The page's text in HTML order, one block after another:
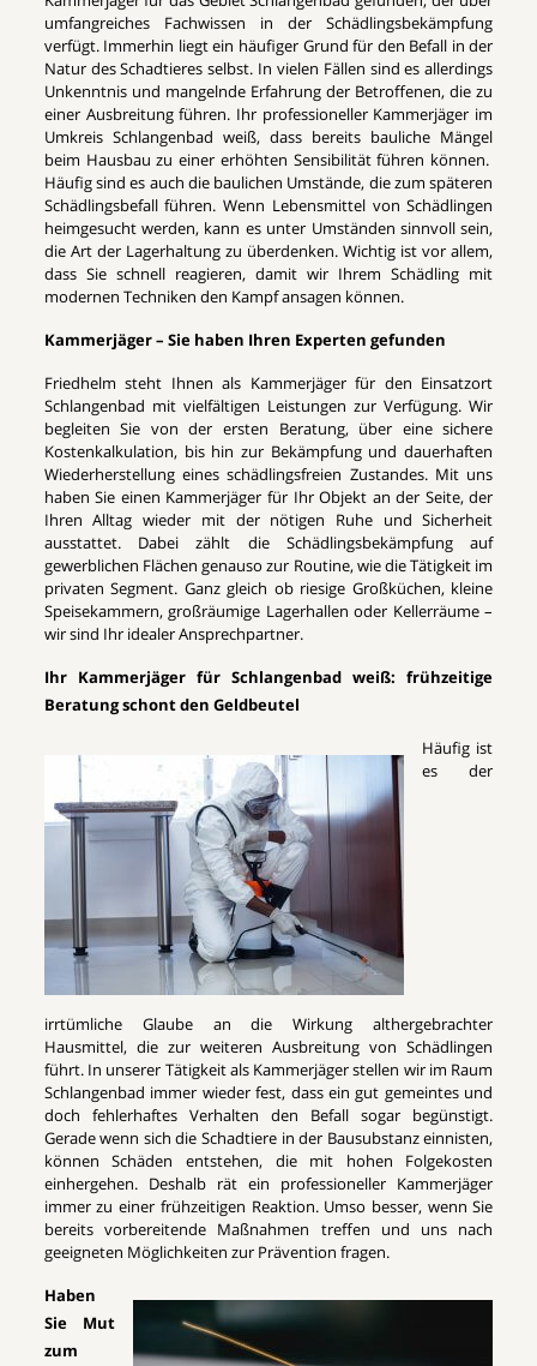
umfangreiches Fachwissen in der Schädlingsbekämpfung
verfügt. Immerhin liegt ein häufiger Grund für den Befall in der
Natur des Schadtieres selbst. In vielen Fällen sind es allerdings
Unkenntnis und mangelnde Erfahrung der Betroffenen, die zu
einer Ausbreitung führen. Ihr professioneller Kammerjäger im
Umkreis Schlangenbad weiß, dass bereits bauliche Mängel
beim Hausbau zu einer erhöhten Sensibilität führen können.
Häufig sind es auch die baulichen Umstände, die zum späteren
Schädlingsbefall führen. Wenn Lebensmittel von Schädlingen
heimgesucht werden, kann es unter Umständen sinnvoll sein,
die Art der Lagerhaltung zu überdenken. Wichtig ist vor allem,
dass Sie schnell reagieren, damit wir Ihrem Schädling mit
modernen Techniken den Kampf ansagen können.
Kammerjäger – Sie haben Ihren Experten gefunden
Friedhelm steht Ihnen als Kammerjäger für den Einsatzort
Schlangenbad mit vielfältigen Leistungen zur Verfügung. Wir
begleiten Sie von der ersten Beratung, über eine sichere
Kostenkalkulation, bis hin zur Bekämpfung und dauerhaften
Wiederherstellung eines schädlingsfreien Zustandes. Mit uns
haben Sie einen Kammerjäger für Ihr Objekt an der Seite, der
Ihren Alltag wieder mit der nötigen Ruhe und Sicherheit
ausstattet. Dabei zählt die Schädlingsbekämpfung auf
gewerblichen Flächen genauso zur Routine, wie die Tätigkeit im
privaten Segment. Ganz gleich ob riesige Großküchen, kleine
Speisekammern, großräumige Lagerhallen oder Kellerräume –
wir sind Ihr idealer Ansprechpartner.
Ihr Kammerjäger für Schlangenbad weiß: frühzeitige
Beratung schont den Geldbeutel
Häufig ist
es der
irrtümliche Glaube an die Wirkung althergebrachter
Hausmittel, die zur weiteren Ausbreitung von Schädlingen
führt. In unserer Tätigkeit als Kammerjäger stellen wir im Raum
Schlangenbad immer wieder fest, dass ein gut gemeintes und
doch fehlerhaftes Verhalten den Befall sogar begünstigt.
Gerade wenn sich die Schadtiere in der Bausubstanz einnisten,
können Schäden entstehen, die mit hohen Folgekosten
einhergehen. Deshalb rät ein professioneller Kammerjäger
immer zu einer frühzeitigen Reaktion. Umso besser, wenn Sie
bereits vorbereitende Maßnahmen treffen und uns nach
geeigneten Möglichkeiten zur Prävention fragen.
Haben
Sie Mut
zum